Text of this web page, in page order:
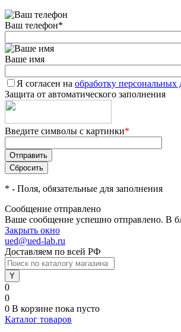
Ваш телефон*
Ваше имя
Я согласен на обработку персональных
Защита от автоматического заполнения
Введите символы с картинки*
* - Поля, обязательные для заполнения
Сообщение отправлено
Ваше сообщение успешно отправлено. В
Закрыть окно
ued@ued-lab.ru
Доставляем по всей РФ
0
0
0 В корзине пока пусто
Каталог товаров